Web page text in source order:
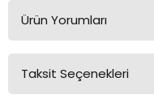
Ürün Yorumları
Bu ürüne
Taksit Seçenekleri